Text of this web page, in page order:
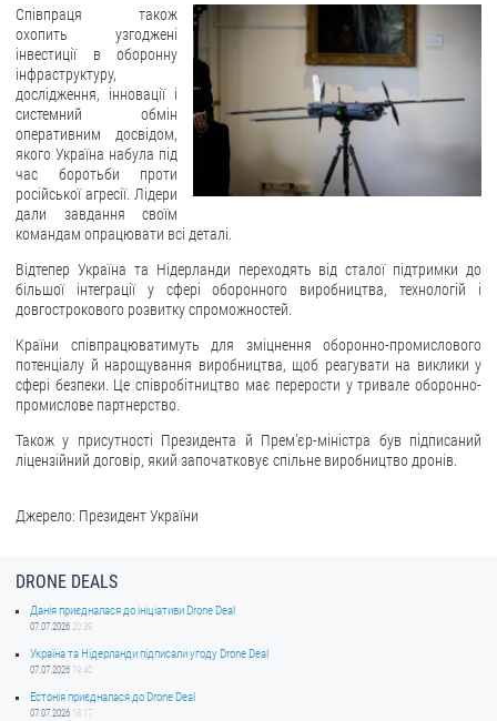
Електронне звернення
ДОСТУП ДО ПУБЛІЧНОЇ ІНФОРМАЦІЇ
Організація доступу до публічної інформації
Запит на отримання публічної інформації
Облік публічної інформації
Питання запобігання корупції
Публічні закупівлі
Внутрішній аудит
ДЕРЖАВНИЙ РЕЄСТР САНКЦІЙ
Співпраця також
охопить узгоджені
інвестиції в оборонну
інфраструктуру,
дослідження, інновації і
системний обмін
оперативним досвідом,
якого Україна набула під
час боротьби проти
російської агресії. Лідери
дали завдання своїм
командам опрацювати всі деталі.
Відтепер Україна та Нідерланди переходять від сталої підтримки до
більшої інтеграції у сфері оборонного виробництва, технологій і
довгострокового розвитку спроможностей.
Країни співпрацюватимуть для зміцнення оборонно-промислового
потенціалу й нарощування виробництва, щоб реагувати на виклики у
сфері безпеки. Це співробітництво має перерости у тривале оборонно-
промислове партнерство.
Також у присутності Президента й Прем’єр-міністра був підписаний
ліцензійний договір, який започатковує спільне виробництво дронів.
Джерело: Президент України
DRONE DEALS
Данія приєдналася до ініціативи Drone Deal
07.07.2026 20:39
Україна та Нідерланди підписали угоду Drone Deal
07.07.2026 19:40
Естонія приєдналася до Drone Deal
07.07.2026 18:17